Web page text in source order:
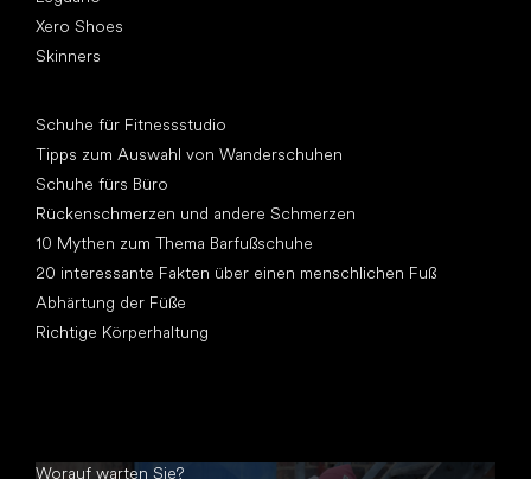
Xero Shoes
Skinners
Schuhe für Fitnessstudio
Tipps zum Auswahl von Wanderschuhen
Schuhe fürs Büro
Rückenschmerzen und andere Schmerzen
10 Mythen zum Thema Barfußschuhe
20 interessante Fakten über einen menschlichen Fuß
Abhärtung der Füße
Richtige Körperhaltung
Worauf warten Sie?